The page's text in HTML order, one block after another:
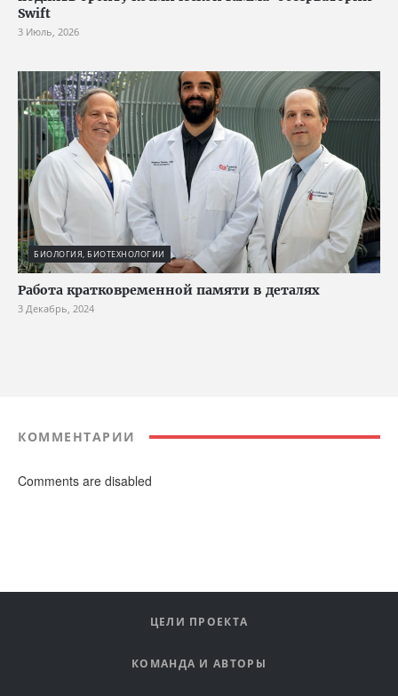
Swift
3 Июль, 2026
БИОЛОГИЯ, БИОТЕХНОЛОГИИ
Работа кратковременной памяти в деталях
3 Декабрь, 2024
КОММЕНТАРИИ
Comments are disabled
ЦЕЛИ ПРОЕКТА
КОМАНДА И АВТОРЫ